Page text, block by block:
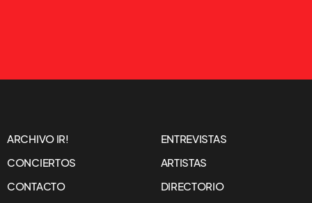
ARCHIVO IR!
ENTREVISTAS
CONCIERTOS
ARTISTAS
CONTACTO
DIRECTORIO